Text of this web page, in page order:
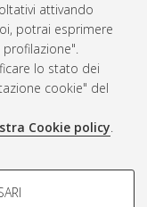
attivando
potrai esprimere
lo stato dei
cookie" del
Cookie policy.